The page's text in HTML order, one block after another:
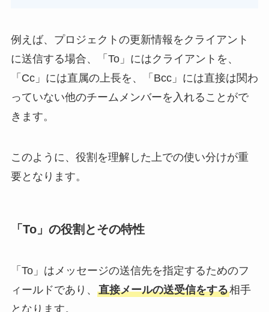
例えば、プロジェクトの更新情報をクライアント
に送信する場合、「To」にはクライアントを、
「Cc」には直属の上長を、「Bcc」には直接は関わ
っていない他のチームメンバーを入れることがで
きます。
このように、役割を理解した上での使い分けが重
要となります。
「To」の役割とその特性
「To」はメッセージの送信先を指定するためのフ
ィールドであり、 直接メールの送受信をする相手
となります。